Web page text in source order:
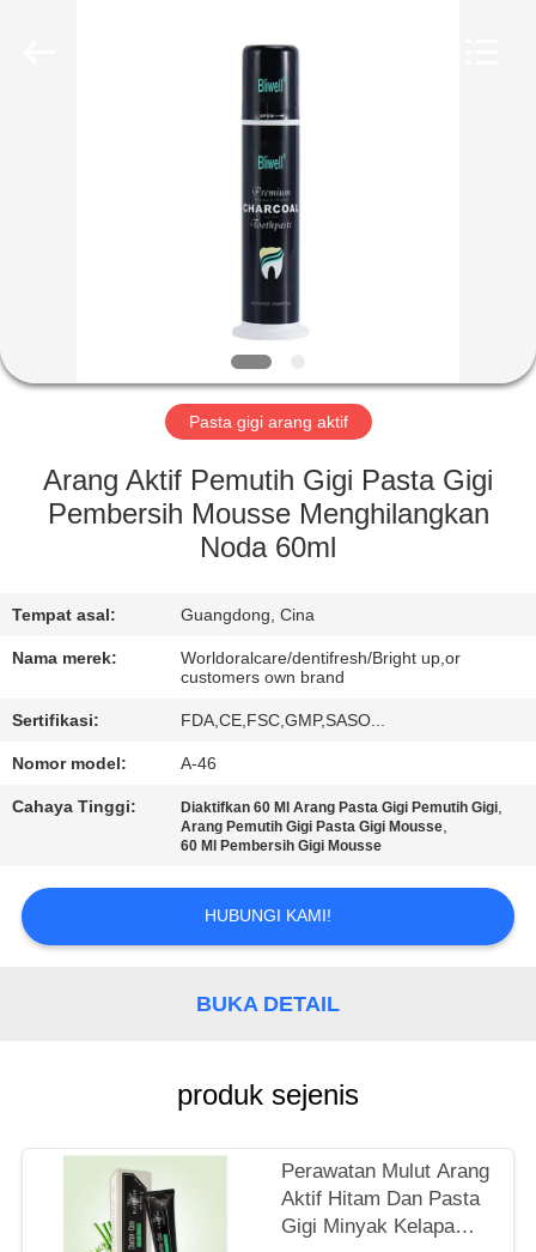
TENTANG
KAMI
TUR
PABRIK
KUALITAS
KAMI
PERMINTAAN
PENAWARAN
PETA
Pasta gigi arang aktif
Arang Aktif Pemutih Gigi Pasta Gigi
Pembersih Mousse Menghilangkan
Noda 60ml
Tempat asal: Guangdong, Cina
Nama merek:
Worldoralcare/dentifresh/Bright up,or
customers own brand
Sertifikasi: FDA,CE,FSC,GMP,SASO...
Nomor model: A-46
Cahaya Tinggi: Diaktifkan 60 Ml Arang Pasta Gigi Pemutih Gigi,
Arang Pemutih Gigi Pasta Gigi Mousse,
60 Ml Pembersih Gigi Mousse
HUBUNGI KAMI!
BUKA DETAIL
produk sejenis
Perawatan Mulut Arang
Aktif Hitam Dan Pasta
Gigi Minyak Kelapa